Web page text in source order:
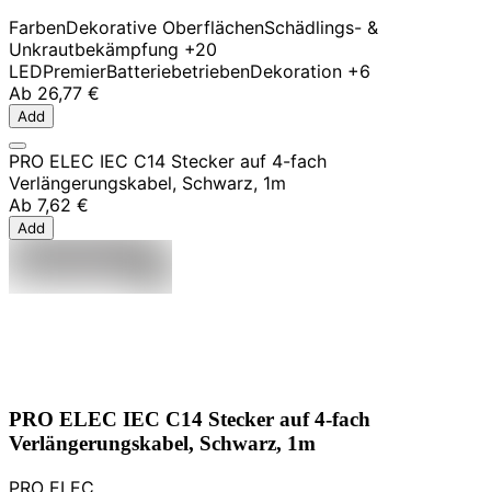
FarbenDekorative OberflächenSchädlings- &
Unkrautbekämpfung +20
LEDPremierBatteriebetriebenDekoration +6
Ab 26,77 €
Add
PRO ELEC IEC C14 Stecker auf 4-fach
Verlängerungskabel, Schwarz, 1m
Ab 7,62 €
Add
PRO ELEC IEC C14 Stecker auf 4-fach
Verlängerungskabel, Schwarz, 1m
PRO ELEC